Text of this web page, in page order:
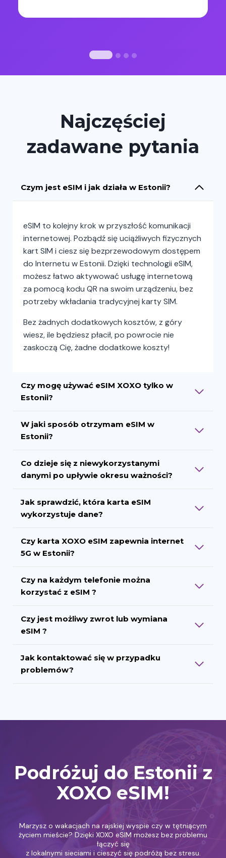
Najczęściej
zadawane pytania
Czym jest eSIM i jak działa w Estonii?
eSIM to kolejny krok w przyszłość komunikacji
internetowej. Pozbądź się uciążliwych fizycznych
kart SIM i ciesz się bezprzewodowym dostępem
do Internetu w Estonii. Dzięki technologii eSIM,
możesz łatwo aktywować usługę internetową
za pomocą kodu QR na swoim urządzeniu, bez
potrzeby wkładania tradycyjnej karty SIM.
Bez żadnych dodatkowych kosztów, z góry
wiesz, ile będziesz płacił, po powrocie nie
zaskoczą Cię, żadne dodatkowe koszty!
Czy mogę używać eSIM XOXO tylko w
Estonii?
W jaki sposób otrzymam eSIM w
Estonii?
Co dzieje się z niewykorzystanymi
danymi po upływie okresu ważności?
Jak sprawdzić, która karta eSIM
wykorzystuje dane?
Czy karta XOXO eSIM zapewnia internet
5G w Estonii?
Czy na każdym telefonie można
korzystać z eSIM ?
Czy jest możliwy zwrot lub wymiana
eSIM ?
Jak kontaktować się w przypadku
problemów?
Podróżuj do Estonii z
XOXO eSIM!
Marzysz o wakacjach na rajskiej wyspie czy w tętniącym
życiem mieście? Dzięki XOXO eSIM możesz bez problemu
łączyć się
z lokalnymi sieciami i cieszyć się podróżą bez stresu.